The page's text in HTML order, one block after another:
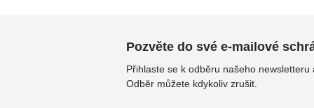
Pozvěte do své e-mailové
Přihlaste se k odběru našeho
Odběr můžete kdykoliv zrušit.